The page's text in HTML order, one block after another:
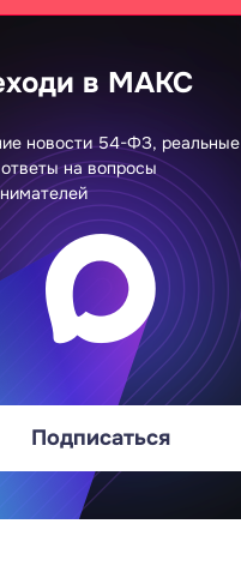
в МАКС
новости 54-ФЗ, реальные
на вопросы
Подписаться